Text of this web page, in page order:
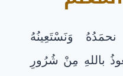
وَنَسْتَعِينُهُ
باللهِ مِنْ شُرُورِ